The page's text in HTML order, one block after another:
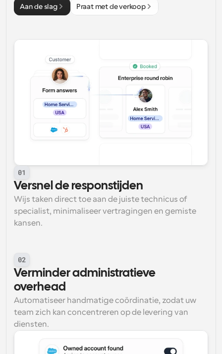
Aan de slag Praat met de verkoop
01
Versnel de responstijden
Wijs taken direct toe aan de juiste technicus of
specialist, minimaliseer vertragingen en gemiste
kansen.
02
Verminder administratieve
overhead
Automatiseer handmatige coördinatie, zodat uw
team zich kan concentreren op de levering van
diensten.